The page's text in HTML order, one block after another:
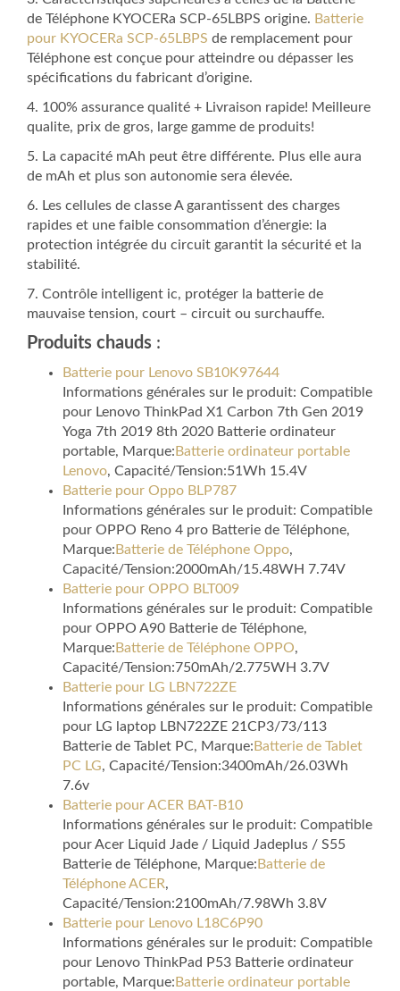
de Téléphone KYOCERa SCP-65LBPS origine. Batterie
pour KYOCERa SCP-65LBPS de remplacement pour
Téléphone est conçue pour atteindre ou dépasser les
spécifications du fabricant d’origine.
4. 100% assurance qualité + Livraison rapide! Meilleure
qualite, prix de gros, large gamme de produits!
5. La capacité mAh peut être différente. Plus elle aura
de mAh et plus son autonomie sera élevée.
6. Les cellules de classe A garantissent des charges
rapides et une faible consommation d’énergie: la
protection intégrée du circuit garantit la sécurité et la
stabilité.
7. Contrôle intelligent ic, protéger la batterie de
mauvaise tension, court – circuit ou surchauffe.
Produits chauds :
Batterie pour Lenovo SB10K97644
Informations générales sur le produit: Compatible
pour Lenovo ThinkPad X1 Carbon 7th Gen 2019
Yoga 7th 2019 8th 2020 Batterie ordinateur
portable, Marque: Batterie ordinateur portable
Lenovo, Capacité/Tension:51Wh 15.4V
Batterie pour Oppo BLP787
Informations générales sur le produit: Compatible
pour OPPO Reno 4 pro Batterie de Téléphone,
Marque: Batterie de Téléphone Oppo,
Capacité/Tension:2000mAh/15.48WH 7.74V
Batterie pour OPPO BLT009
Informations générales sur le produit: Compatible
pour OPPO A90 Batterie de Téléphone,
Marque: Batterie de Téléphone OPPO,
Capacité/Tension:750mAh/2.775WH 3.7V
Batterie pour LG LBN722ZE
Informations générales sur le produit: Compatible
pour LG laptop LBN722ZE 21CP3/73/113
Batterie de Tablet PC, Marque: Batterie de Tablet
PC LG, Capacité/Tension:3400mAh/26.03Wh
7.6v
Batterie pour ACER BAT-B10
Informations générales sur le produit: Compatible
pour Acer Liquid Jade / Liquid Jadeplus / S55
Batterie de Téléphone, Marque: Batterie de
Téléphone ACER,
Capacité/Tension:2100mAh/7.98Wh 3.8V
Batterie pour Lenovo L18C6P90
Informations générales sur le produit: Compatible
pour Lenovo ThinkPad P53 Batterie ordinateur
portable, Marque: Batterie ordinateur portable